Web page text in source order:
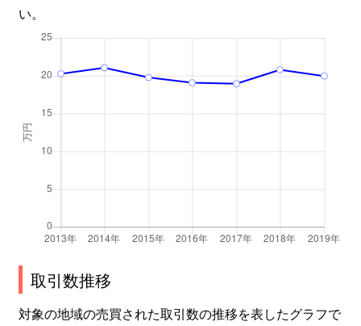
い。
取引数推移
対象の地域の売買された取引数の推移を表したグラフで